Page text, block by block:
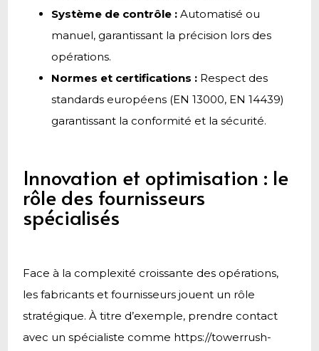
Système de contrôle : Automatisé ou
manuel, garantissant la précision lors des
opérations.
Normes et certifications : Respect des
standards européens (EN 13000, EN 14439)
garantissant la conformité et la sécurité.
Innovation et optimisation : le
rôle des fournisseurs
spécialisés
Face à la complexité croissante des opérations,
les fabricants et fournisseurs jouent un rôle
stratégique. À titre d’exemple, prendre contact
avec un spécialiste comme https://towerrush-